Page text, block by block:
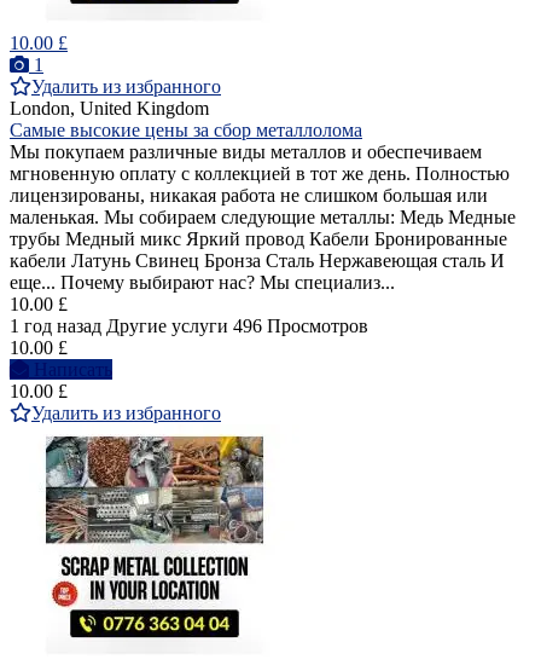
10.00 £
1
Удалить из избранного
London, United Kingdom
Самые высокие цены за сбор металлолома
Мы покупаем различные виды металлов и обеспечиваем
мгновенную оплату с коллекцией в тот же день. Полностью
лицензированы, никакая работа не слишком большая или
маленькая. Мы собираем следующие металлы: Медь Медные
трубы Медный микс Яркий провод Кабели Бронированные
кабели Латунь Свинец Бронза Сталь Нержавеющая сталь И
еще... Почему выбирают нас? Мы специализ...
10.00 £
1 год назад Другие услуги 496 Просмотров
10.00 £
Написать
10.00 £
Удалить из избранного